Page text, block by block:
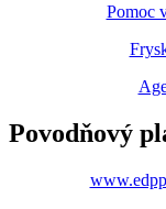
Pomoc
Povodňový